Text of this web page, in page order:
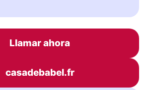
Llamar ahora
casadebabel.fr